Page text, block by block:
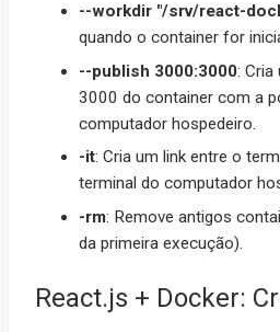
--workdir "/srv/react-
quando o container for
--publish 3000:3000: Cria
3000 do container com a
computador hospedeiro.
-it: Cria um link entre o
terminal do computador
-rm: Remove antigos
da primeira execução).
React.js + Docker: